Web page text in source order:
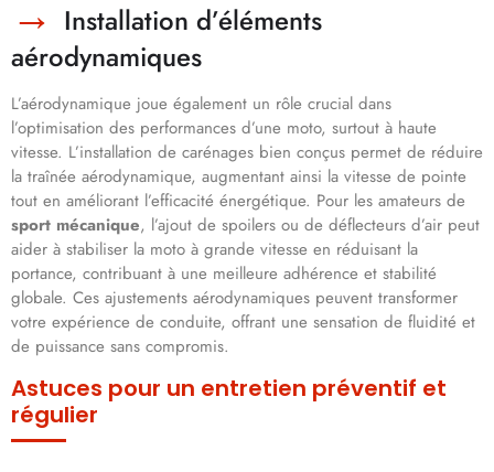
Installation d’éléments
aérodynamiques
L’aérodynamique joue également un rôle crucial dans
l’optimisation des performances d’une moto, surtout à haute
vitesse. L’installation de carénages bien conçus permet de réduire
la traînée aérodynamique, augmentant ainsi la vitesse de pointe
tout en améliorant l’efficacité énergétique. Pour les amateurs de
sport mécanique, l’ajout de spoilers ou de déflecteurs d’air peut
aider à stabiliser la moto à grande vitesse en réduisant la
portance, contribuant à une meilleure adhérence et stabilité
globale. Ces ajustements aérodynamiques peuvent transformer
votre expérience de conduite, offrant une sensation de fluidité et
de puissance sans compromis.
Astuces pour un entretien préventif et
régulier